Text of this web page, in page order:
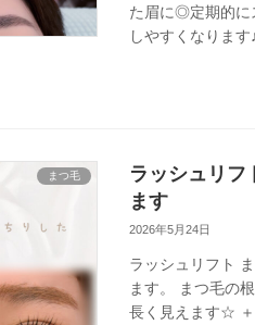
た眉に◎定期的に
しやすくなりま
まつ毛
ラッシュリフ
ます
2026年5月24日
ラッシュリフト
ます。 まつ毛の
長く見えます☆